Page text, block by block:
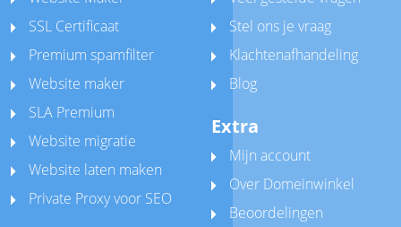
SSL Certificaat
Premium spamfilter
Website maker
SLA Premium
Website migratie
Website laten maken
Private Proxy voor SEO
Stel ons je vraag
Klachtenafhandeling
Blog
Extra
Mijn account
Over Domeinwinkel
Beoordelingen